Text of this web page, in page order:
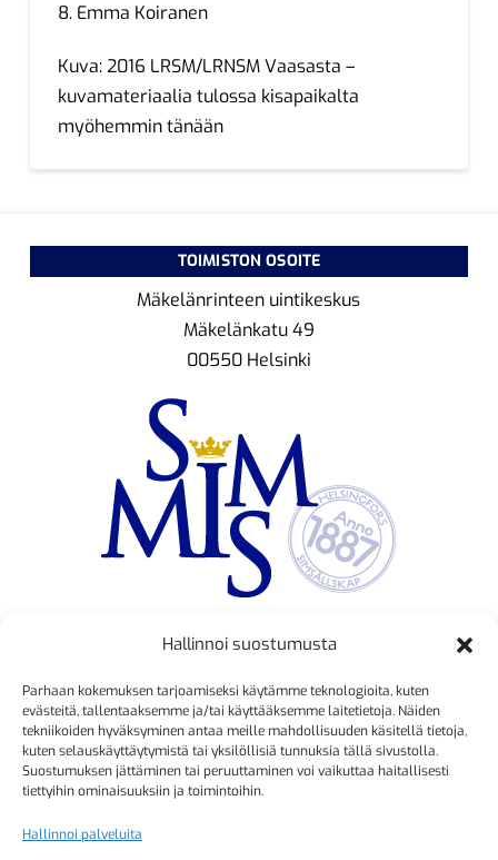
Hallinnoi suostumusta
Parhaan kokemuksen tarjoamiseksi käytämme teknologioita, kuten
evästeitä, tallentaaksemme ja/tai käyttääksemme laitetietoja. Näiden
tekniikoiden hyväksyminen antaa meille mahdollisuuden käsitellä tietoja,
kuten selauskäyttäytymistä tai yksilöllisiä tunnuksia tällä sivustolla.
Suostumuksen jättäminen tai peruuttaminen voi vaikuttaa haitallisesti
tiettyihin ominaisuuksiin ja toimintoihin.
Hallinnoi palveluita
8. Emma Koiranen
Kuva: 2016 LRSM/LRNSM Vaasasta –
kuvamateriaalia tulossa kisapaikalta
myöhemmin tänään
TOIMISTON OSOITE
Mäkelänrinteen uintikeskus
Mäkelänkatu 49
00550 Helsinki
Kristiina Mäkinen
040 725 3186
kristiina.makinen@simmis.fi